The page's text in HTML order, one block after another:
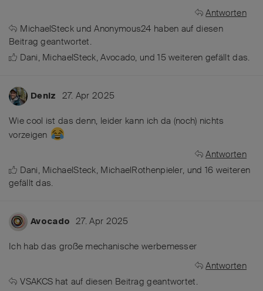
Antworten
MichaelSteckundAnonymous24 haben auf diesen
Beitrag geantwortet.
Dani, MichaelSteck,Avocado, und15 weiteren gefällt das.
Deniz 27. Apr 2025
Wie cool ist das denn, leider kann ich da (noch) nichts
vorzeigen
Antworten
Dani, MichaelSteck, MichaelRothenpieler, und 16 weiteren
gefällt das.
Avocado 27. Apr 2025
Ich hab das große mechanische werbemesser
Antworten
VSAKCS hat auf diesen Beitrag geantwortet.